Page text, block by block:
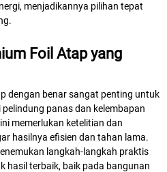
menjadikannya pilihan tepat
Foil Atap yang
dengan benar sangat penting untuk
panas dan kelembapan
memerlukan ketelitian dan
hasilnya efisien dan tahan lama.
langkah-langkah praktis
hasil terbaik, baik pada bangunan